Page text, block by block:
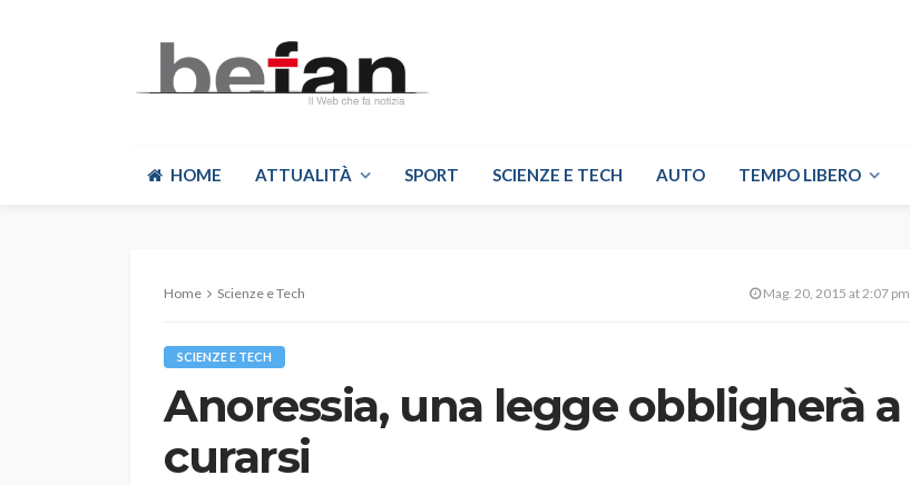
HOME ATTUALITÀ SPORT SCIENZE E TECH AUTO TEMPO LIBERO
Home Scienze e Tech Mag. 20, 2015 at 2:07 pm
SCIENZE E TECH
Anoressia, una legge obbligherà a
curarsi